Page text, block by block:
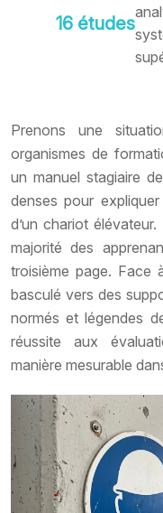
16 études
Prenons une
organismes de
un manuel stagiaire
denses pour
d’un chariot
majorité des
troisième page. Face
basculé vers des
normés et légendes
réussite aux
manière mesurable